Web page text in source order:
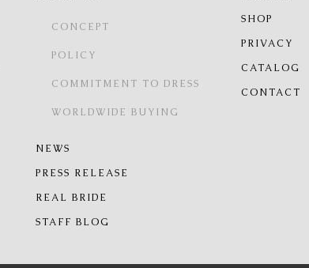
CONCEPT
POLICY
COMMITMENT TO DRESS
WORLDWIDE BUYING
NEWS
PRESS RELEASE
REAL BRIDE
STAFF BLOG
SHOP
PRIVACY
CATALOG
CONTACT